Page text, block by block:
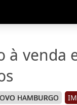
à venda
HAMBURGO